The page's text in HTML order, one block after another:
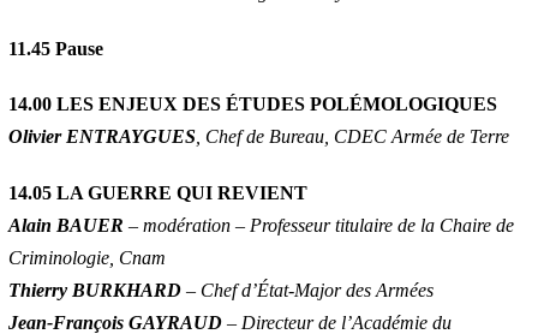
11.45 Pause
14.00 LES ENJEUX DES ÉTUDES POLÉMOLOGIQUES
Olivier ENTRAYGUES, Chef de Bureau, CDEC Armée de Terre
14.05 LA GUERRE QUI REVIENT
Alain BAUER – modération – Professeur titulaire de la Chaire de
Criminologie, Cnam
Thierry BURKHARD – Chef d’État-Major des Armées
Jean-François GAYRAUD – Directeur de l’Académie du